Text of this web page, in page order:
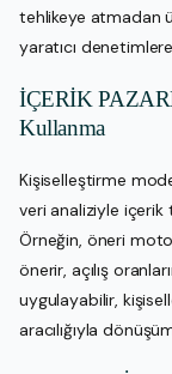
tehlikeye atmadan
yaratıcı
İÇERİK
Kullanma
Kişiselleştirme
veri analiziyle
Örneğin, öneri
önerir, açılış
uygulayabilir,
aracılığıyla